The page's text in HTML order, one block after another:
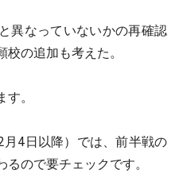
異なっていないかの再確認
の追加も考えた。
。
4日以降）では、前半戦の
ので要チェックです。